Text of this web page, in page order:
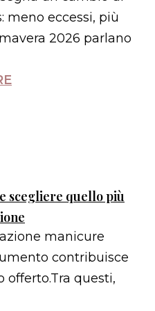
meno eccessi, più
2026 parlano
scegliere quello più
manicure
contribuisce
offerto.Tra questi,